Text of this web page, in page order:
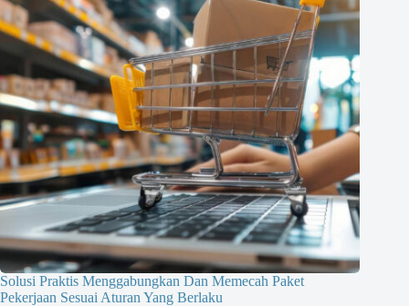
Solusi Praktis Menggabungkan Dan Memecah Paket
Pekerjaan Sesuai Aturan Yang Berlaku